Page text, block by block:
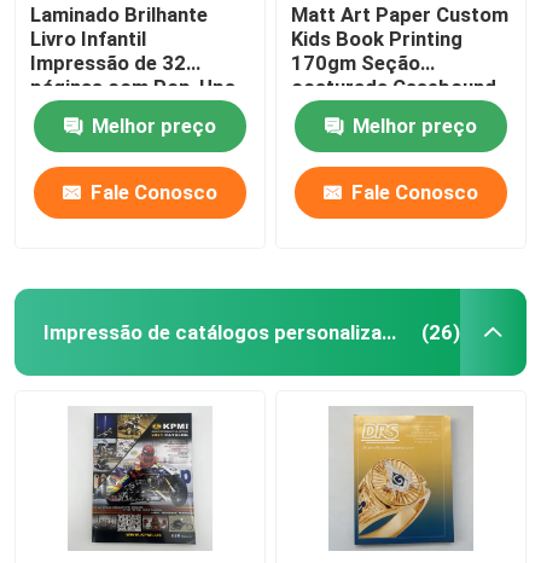
Laminado Brilhante
Livro Infantil
Impressão de 32
páginas com Pop-Ups
em tamanho 8.5x11
Melhor preço
Fale Conosco
Matt Art Paper Custom
Kids Book Printing
170gm Seção
costurada Casebound
Melhor preço
Fale Conosco
Impressão de catálogos personalizados (26)